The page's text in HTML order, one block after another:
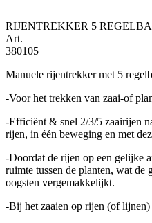
RIJENTREKKER 5
Art.
380105
Manuele rijentrekker met 5
-Voor het trekken van zaai-of
-Efficiënt & snel 2/3/5 zaairijen
rijen, in één beweging en met
-Doordat de rijen op een gelijke
ruimte tussen de planten, wat de
oogsten vergemakkelijkt.
-Bij het zaaien op rijen (of lijnen)